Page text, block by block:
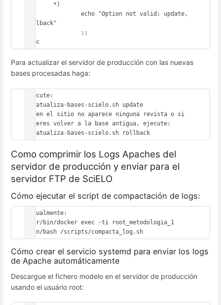
rollback"
esac
Para actualizar el servidor de producción con las nuevas
bases procesadas haga:
Ejecute:
$./atualiza-bases-scielo.sh update
Si en el sitio no aparece ninguna revista o si
quieres volver a la base antigua, ejecute:
$./atualiza-bases-scielo.sh rollback
Como comprimir los Logs Apaches del
servidor de producción y enviar para el
servidor FTP de SciELO
Cómo ejecutar el script de compactación de logs:
Manualmente:
/usr/bin/docker exec -ti root_metodologia_1
/bin/bash /scripts/compacta_log.sh
Cómo crear el servicio systemd para enviar los logs
de Apache automáticamente
Descargue el fichero modelo en el servidor de producción
usando el usuário root: